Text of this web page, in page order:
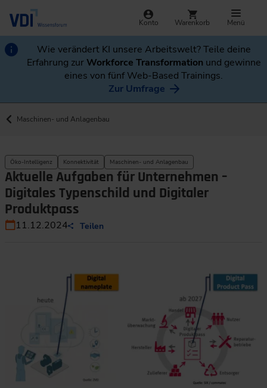
Konto Warenkorb Menü
Wie verändert KI unsere Arbeitswelt? Teile deine
Erfahrung zurWorkforce Transformation und gewinne
eines von fünf Web-Based Trainings.
Zur Umfrage
Maschinen- und Anlagenbau
Öko-Intelligenz Konnektivität Maschinen- und Anlagenbau
Aktuelle Aufgaben für Unternehmen –
Digitales Typenschild und Digitaler
Produktpass
11.12.2024 Teilen